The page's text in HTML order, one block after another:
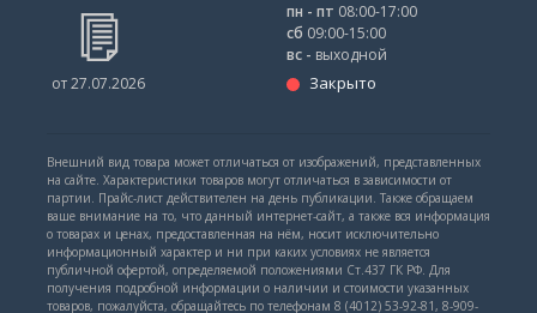
от 27.07.2026
пн - пт 08:00-17:00
сб 09:00-15:00
вс - выходной
Закрыто
Внешний вид товара может отличаться от изображений, представленных
на сайте. Характеристики товаров могут отличаться в зависимости от
партии. Прайс-лист действителен на день публикации. Также обращаем
ваше внимание на то, что данный интернет-сайт, а также вся информация
о товарах и ценах, предоставленная на нём, носит исключительно
информационный характер и ни при каких условиях не является
публичной офертой, определяемой положениями Ст.437 ГК РФ. Для
получения подробной информации о наличии и стоимости указанных
товаров, пожалуйста, обращайтесь по телефонам 8 (4012) 53-92-81, 8-909-